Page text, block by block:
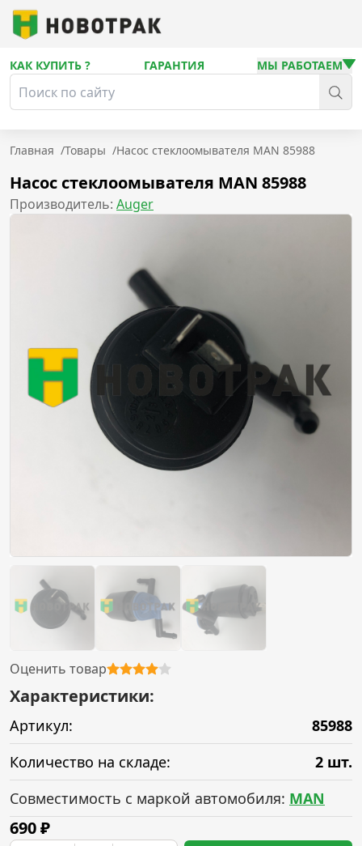
КАК КУПИТЬ ? ГАРАНТИЯ МЫ РАБОТАЕМ
Главная /Товары /Насос стеклоомывателя MAN 85988
Насос стеклоомывателя MAN 85988
Производитель: Auger
Оценить товар
Характеристики:
Артикул:
85988
Количество на складе:
2 шт.
Совместимость с маркой автомобиля: MAN
690₽